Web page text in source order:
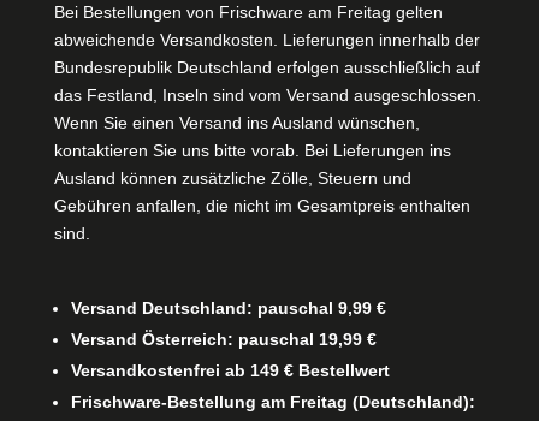
Bei Bestellungen von Frischware am Freitag gelten
abweichende Versandkosten. Lieferungen innerhalb der
Bundesrepublik Deutschland erfolgen ausschließlich auf
das Festland, Inseln sind vom Versand ausgeschlossen.
Wenn Sie einen Versand ins Ausland wünschen,
kontaktieren Sie uns bitte vorab. Bei Lieferungen ins
Ausland können zusätzliche Zölle, Steuern und
Gebühren anfallen, die nicht im Gesamtpreis enthalten
sind.
Versand Deutschland: pauschal 9,99 €
Versand Österreich: pauschal 19,99 €
Versandkostenfrei ab 149 € Bestellwert
Frischware-Bestellung am Freitag (Deutschland):